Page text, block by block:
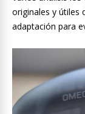
originales y útiles
adaptación para